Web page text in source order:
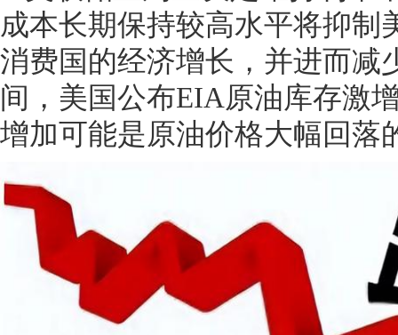
成本长期保持较高水平将抑制
消费国的经济增长，并进而减
间，美国公布EIA原油库存激
增加可能是原油价格大幅回落